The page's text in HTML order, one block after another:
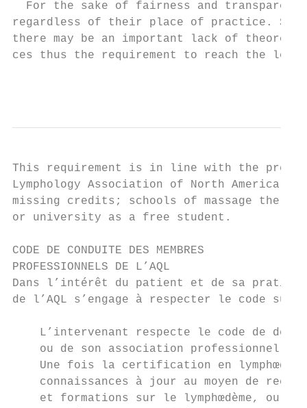
For the sake of fairness and
regardless of their place of practice.
there may be an important lack of
ces thus the requirement to reach the
This requirement is in line with the
Lymphology Association of North America
missing credits; schools of massage
or university as a free student.
CODE DE CONDUITE DES MEMBRES
PROFESSIONNELS DE L’AQL
Dans l’intérêt du patient et de sa
de l’AQL s’engage à respecter le code
L’intervenant respecte le code de
ou de son association professionnelle,
Une fois la certification en
connaissances à jour au moyen de
et formations sur le lymphœdème, ou de